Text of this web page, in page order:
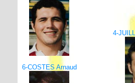
4-
6-COSTES Arnaud